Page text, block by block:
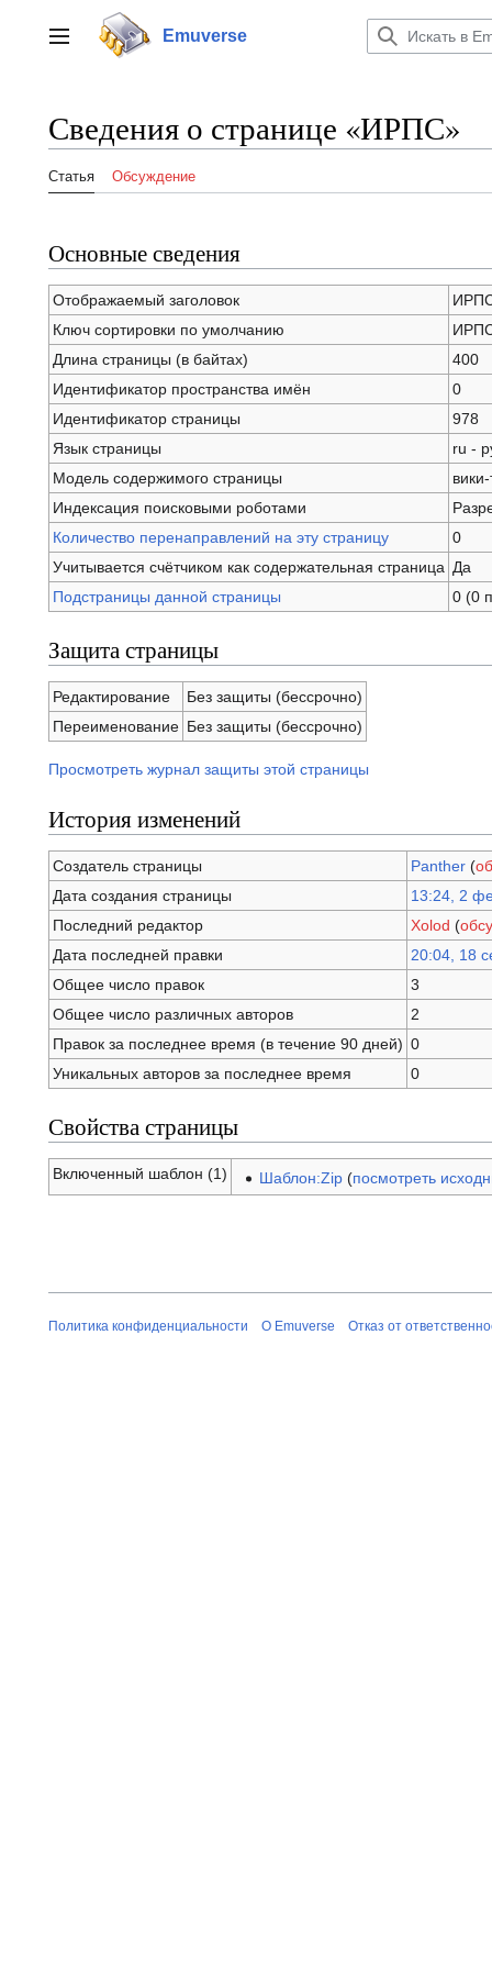
к
содержанию
Переключить боковую панель
Emuverse
Сведения о странице «ИРПС»
Статья Обсуждение
Основные сведения
Отображаемый заголовок
Ключ сортировки по умолчанию
Длина страницы (в байтах)
400
Идентификатор пространства имён
0
Идентификатор страницы
978
Язык страницы
ru -
Модель содержимого страницы
вики-
Индексация поисковыми роботами
Количество перенаправлений на эту страницу
0
Учитывается счётчиком как содержательная страница Да
Подстраницы данной страницы
0 (0
Защита страницы
Редактирование
Без защиты (бессрочно)
Переименование Без защиты (бессрочно)
Просмотреть журнал защиты этой страницы
История изменений
Создатель страницы Panther (
Дата создания страницы
13:24, 2
Последний редактор
Xolod (
Дата последней правки
20:04, 18
Общее число правок
3
Общее число различных авторов
2
Правок за последнее время (в течение 90 дней) 0
Уникальных авторов за последнее время
0
Свойства страницы
Включенный шаблон (1) Шаблон:Zip (посмотреть
Политика конфиденциальности О Emuverse Отказ от